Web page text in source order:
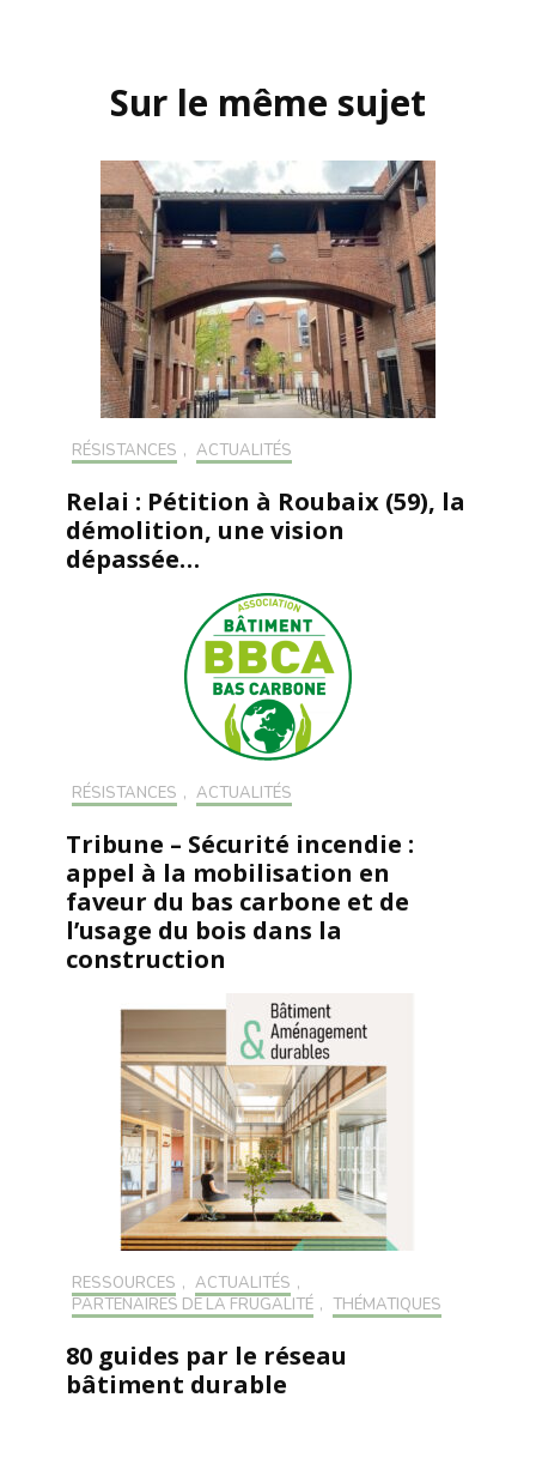
Sur le même sujet
RÉSISTANCES , ACTUALITÉS
Relai : Pétition à Roubaix (59), la
démolition, une vision
dépassée…
RÉSISTANCES , ACTUALITÉS
Tribune – Sécurité incendie :
appel à la mobilisation en
faveur du bas carbone et de
l’usage du bois dans la
construction
RESSOURCES , ACTUALITÉS ,
PARTENAIRES DE LA FRUGALITÉ , THÉMATIQUES
80 guides par le réseau
bâtiment durable